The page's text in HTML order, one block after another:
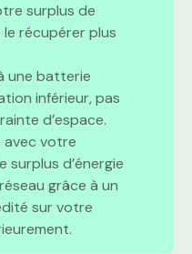
surplus de
récupérer plus
une batterie
inférieur, pas
d’espace.
avec votre
surplus d’énergie
grâce à un
sur votre